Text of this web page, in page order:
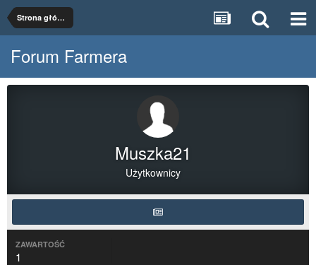
Strona główna
Forum Farmera
Muszka21
Użytkownicy
ZAWARTOŚĆ
1